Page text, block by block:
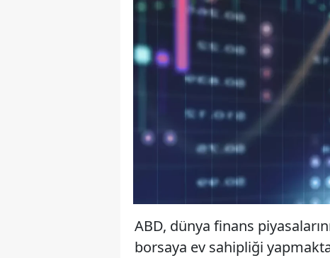
ABD, dünya finans
borsaya ev sahipliği